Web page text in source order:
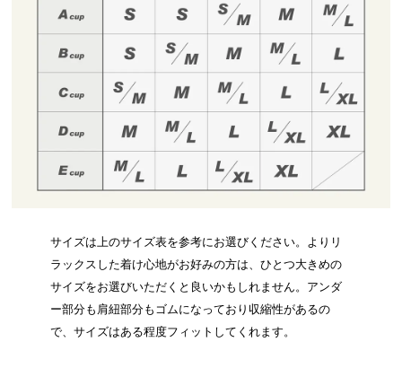
サイズは上のサイズ表を参考にお選びください。よりリ
ラックスした着け心地がお好みの方は、ひとつ大きめの
サイズをお選びいただくと良いかもしれません。アンダ
ー部分も肩紐部分もゴムになっており収縮性があるの
で、サイズはある程度フィットしてくれます。